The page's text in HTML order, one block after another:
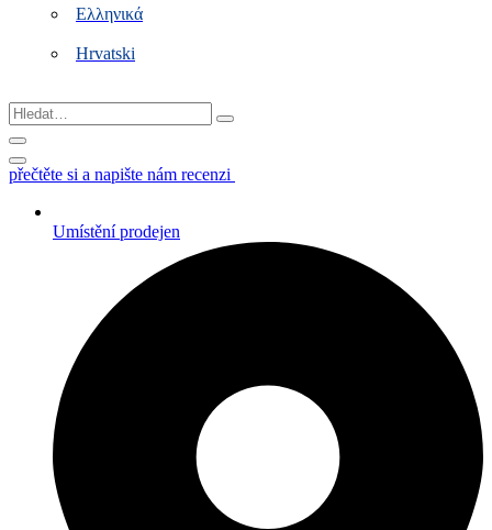
Ελληνικά
Hrvatski
Hledat…
přečtěte si a napište nám recenzi
Umístění prodejen